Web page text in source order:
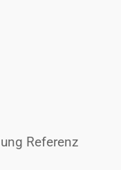
Referenz